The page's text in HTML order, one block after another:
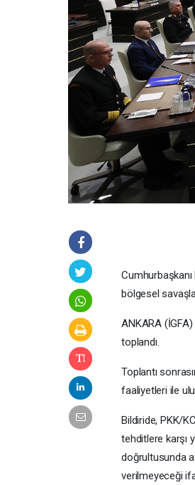
bölgesel
ANKARA
toplandı.
Toplantı
faaliyetleri ile
Bildiride, PKK/
tehditlere karşı
doğrultusunda
verilmeyeceği